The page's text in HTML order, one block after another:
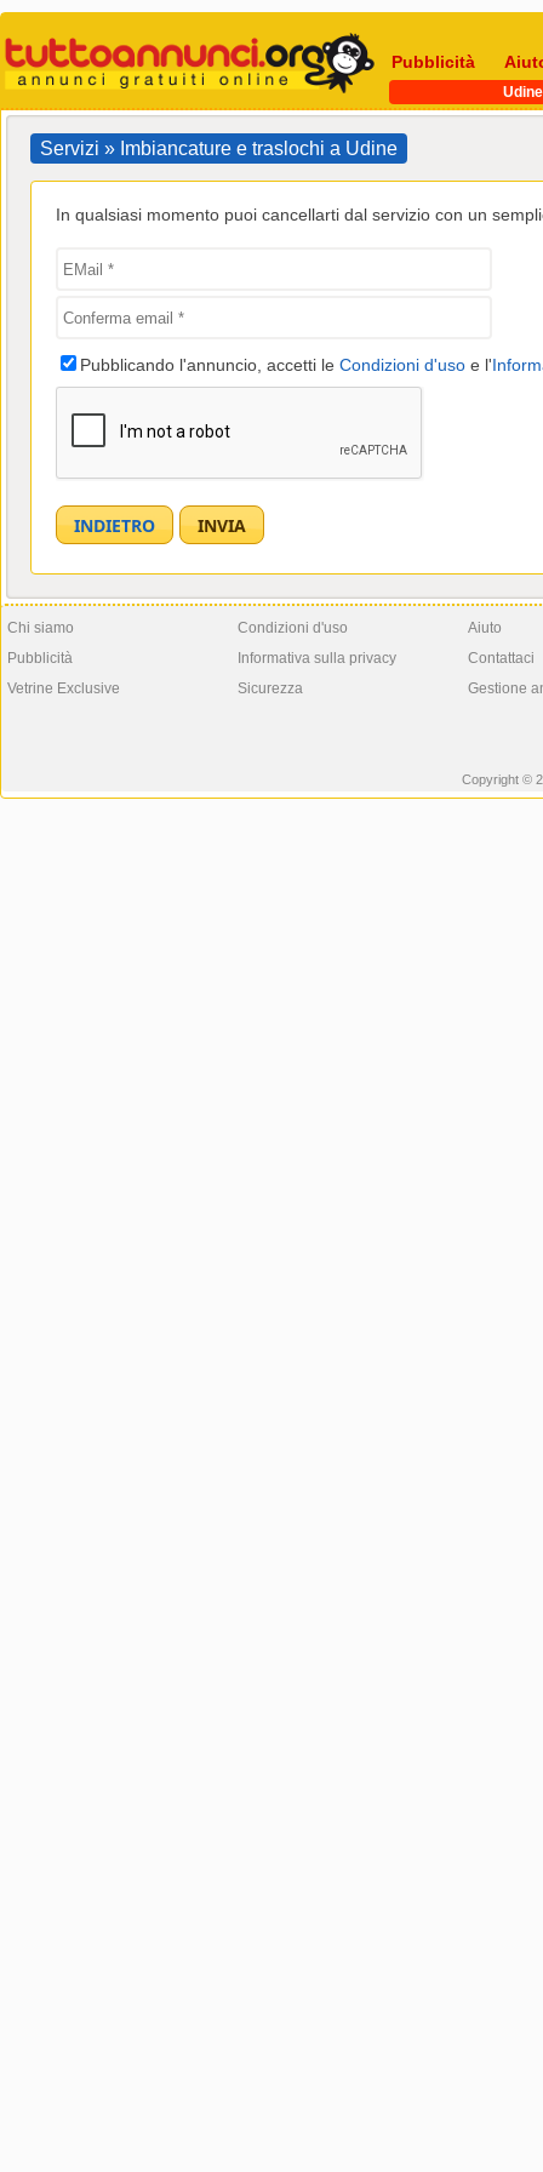
Pubblicità
Udine
Servizi » Imbiancature e traslochi a Udine
In qualsiasi momento puoi cancellarti dal servizio con un
Pubblicando l'annuncio, accetti le Condizioni d'uso e l'
Chi siamo
Pubblicità
Vetrine Exclusive
Condizioni d'uso
Informativa sulla privacy
Sicurezza
Aiuto
Contattaci
Gestione
Copyright ©